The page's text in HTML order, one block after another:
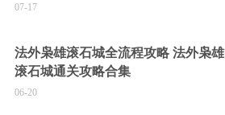
07-17
法外枭雄滚石城全流程攻略 法外枭雄
滚石城通关攻略合集
06-20